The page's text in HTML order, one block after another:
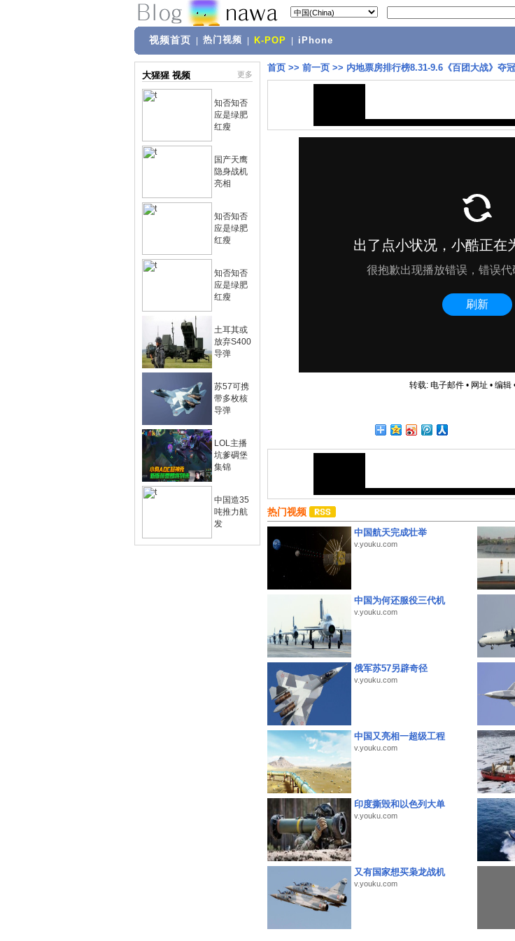
视频首页 热门视频 K-POP iPhone
大猩猩 视频 更多
知否知否
应是绿肥
红瘦
国产天鹰
隐身战机
亮相
知否知否
应是绿肥
红瘦
知否知否
应是绿肥
红瘦
土耳其或
放弃S400
导弹
苏57可携
带多枚核
导弹
LOL主播
坑爹碉堡
集锦
中国造35
吨推力航
发
首页 >> 前一页 >> 内地票房排行榜8.31-9.6《百团大战》夺
转载: 电子邮件• 网址 • 编辑
热门视频
中国航天完成壮举
v.youku.com
中国为何还服役三代机
v.youku.com
俄军苏57另辟奇径
v.youku.com
中国又亮相一超级工程
v.youku.com
印度撕毁和以色列大单
v.youku.com
又有国家想买枭龙战机
v.youku.com